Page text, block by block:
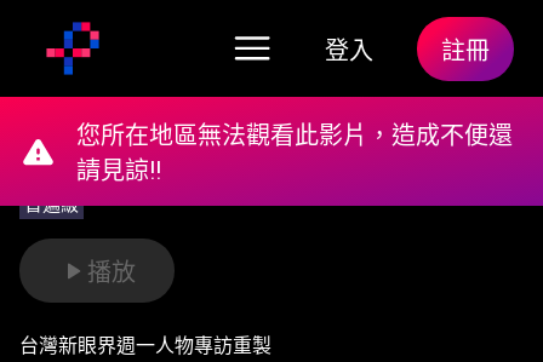
登入 註冊
普遍級
播放
台灣新眼界週一人物專訪重製
您所在地區無法觀看此影片，造成不便還
請見諒!!